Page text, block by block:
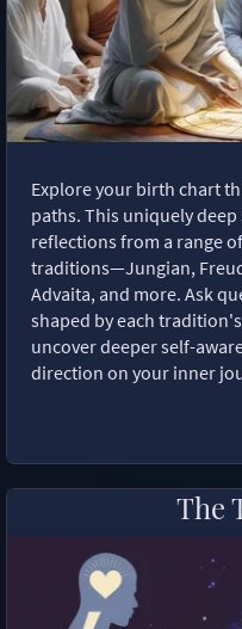
Explore your birth chart
paths. This uniquely
reflections from a range
traditions—Jungian,
Advaita, and more. Ask
shaped by each
uncover deeper self-
direction on your inner
The